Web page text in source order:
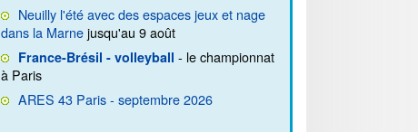
Neuilly l'été avec des espaces jeux et nage
dans la Marnejusqu'au 9 août
France-Brésil - volleyball - le championnat
à Paris
ARES 43 Paris - septembre 2026